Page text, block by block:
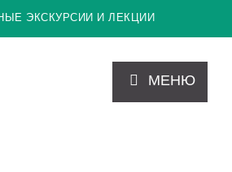
ЭКСКУРСИИ И ЛЕКЦИИ
МЕНЮ